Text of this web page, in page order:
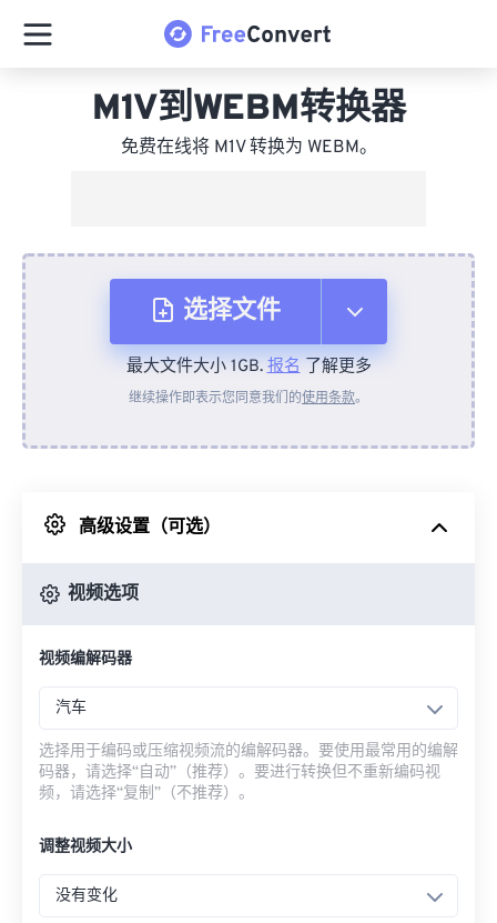
M1V到WEBM转换器
免费在线将 M1V 转换为 WEBM。
选择文件
从设备
来自 Google Drive
最大文件大小 1GB.报名了解更多
继续操作即表示您同意我们的使用条款。
高级设置（可选）
视频选项
视频编解码器
汽车
选择用于编码或压缩视频流的编解码器。要使用最常用的编解
码器，请选择“自动”（推荐）。要进行转换但不重新编码视
频，请选择“复制”（不推荐）。
调整视频大小
没有变化